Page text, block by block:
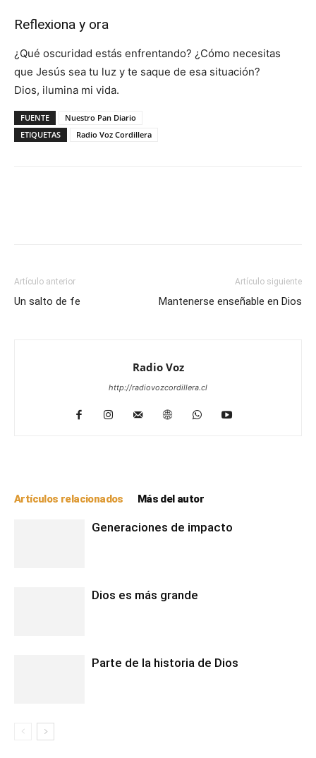
Reflexiona y ora
¿Qué oscuridad estás enfrentando? ¿Cómo necesitas
que Jesús sea tu luz y te saque de esa situación?
Dios, ilumina mi vida.
FUENTE
Nuestro Pan Diario
ETIQUETAS
Radio Voz Cordillera
Artículo anterior
Un salto de fe
Artículo siguiente
Mantenerse enseñable en Dios
Radio Voz
http://radiovozcordillera.cl
Artículos relacionados Más del autor
Generaciones de impacto
Dios es más grande
Parte de la historia de Dios